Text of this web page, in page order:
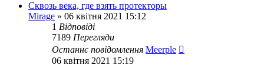
Сквозь века, где взять протекторы
Mirage » 06 квітня 2021 15:12
1 Відповіді
7189 Перегляди
Останнє повідомлення Meerple
06 квітня 2021 15:19